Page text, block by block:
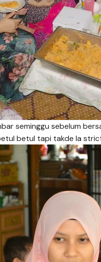
seminggu sebelum
betul tapi takde la